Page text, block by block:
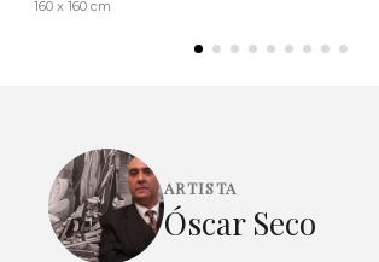
160 x 160 cm
ARTISTA
Óscar Seco